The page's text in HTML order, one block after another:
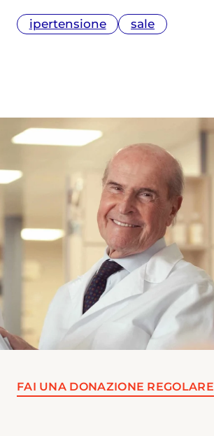
ipertensione sale
FAI UNA DONAZIONE REGOLARE